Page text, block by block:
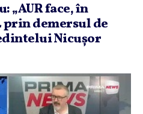
„AUR face, în
demersul de
Nicuşor